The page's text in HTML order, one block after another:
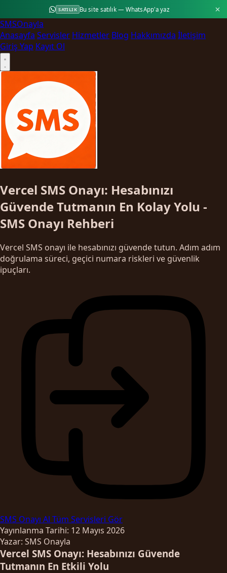
SATILIK Bu site satılık — WhatsApp'a yaz
SMSOnayla
Anasayfa Servisler Hizmetler Blog Hakkımızda İletişim
Giriş Yap Kayıt Ol
Vercel SMS Onayı: Hesabınızı
Güvende Tutmanın En Kolay Yolu -
SMS Onayı Rehberi
Vercel SMS onayı ile hesabınızı güvende tutun. Adım adım
doğrulama süreci, geçici numara riskleri ve güvenlik
ipuçları.
SMS Onayı Al Tüm Servisleri Gör
Yayınlanma Tarihi: 12 Mayıs 2026
Yazar: SMS Onayla
Vercel SMS Onayı: Hesabınızı Güvende
Tutmanın En Etkili Yolu